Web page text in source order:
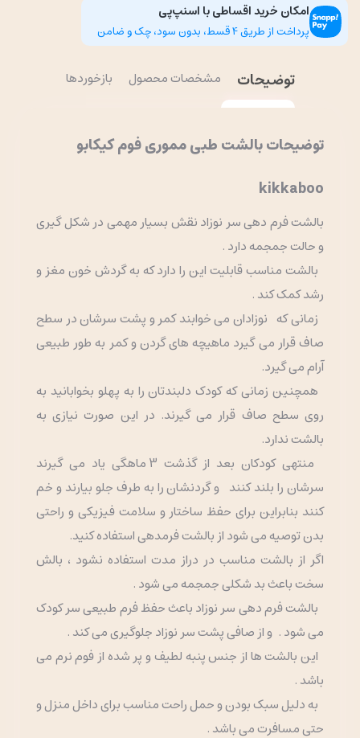
امکان خرید اقساطی با اسنپ‌پی
پرداخت از طریق 4 قسط، بدون سود، چک و ضامن
توضیحات مشخصات محصول بازخوردها
توضیحات بالشت طبی مموری فوم کیکابو
kikkaboo
بالشت فرم دهی سر نوزاد نقش بسیار مهمی در شکل گیری
و حالت جمجمه دارد .
بالشت مناسب قابلیت این را دارد که به گردش خون مغز و
رشد کمک کند .
زمانی که نوزادان می خوابند کمر و پشت سرشان در سطح
صاف قرار می گیرد ماهیچه های گردن و کمر به طور طبیعی
آرام می گیرد.
همچنین زمانی که کودک دلبندتان را به پهلو بخوابانید به
روی سطح صاف قرار می گیرند. در این صورت نیازی به
بالشت ندارد.
منتهی کودکان بعد از گذشت 3 ماهگی یاد می گیرند
سرشان را بلند کنند و گردنشان را به طرف جلو بیارند و خم
کنند بنابراین برای حفظ ساختار و سلامت فیزیکی و راحتی
بدن توصیه می شود از بالشت فرمدهی استفاده کنید.
اگر از بالشت مناسب در دراز مدت استفاده نشود ، بالش
سخت باعث بد شکلی جمجمه می شود .
بالشت فرم دهی سر نوزاد باعث حفظ فرم طبیعی سر کودک
می شود . و از صافی پشت سر نوزاد جلوگیری می کند .
این بالشت ها از جنس پنبه لطیف و پر شده از فوم نرم می
باشد .
به دلیل سبک بودن و حمل راحت مناسب برای داخل منزل و
حتی مسافرت می باشد .